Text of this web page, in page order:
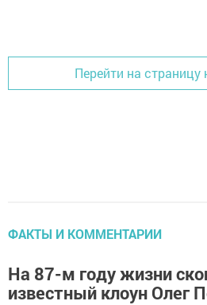
Перейти на страницу
ФАКТЫ И КОММЕНТАРИИ
На 87-м году жизни
известный клоун Олег